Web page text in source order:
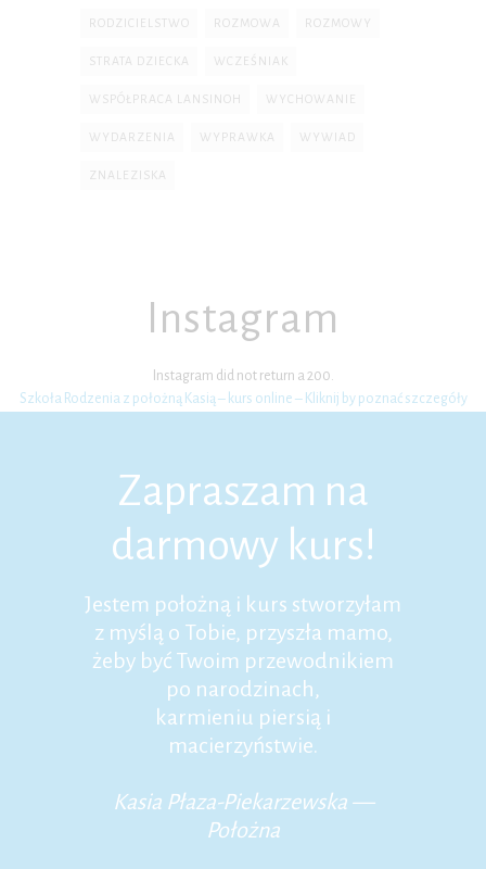
RODZICIELSTWO ROZMOWA ROZMOWY
STRATA DZIECKA WCZEŚNIAK
WSPÓŁPRACA LANSINOH WYCHOWANIE
WYDARZENIA WYPRAWKA WYWIAD
ZNALEZISKA
Instagram
Instagram did not return a 200.
Szkoła Rodzenia z położną Kasią – kurs online – Kliknij by poznać szczegóły
Zapraszam na
darmowy kurs!
Jestem położną i kurs stworzyłam
z myślą o Tobie, przyszła mamo,
żeby być Twoim przewodnikiem
po narodzinach,
karmieniu piersią i
macierzyństwie.
Kasia Płaza-Piekarzewska —
Położna